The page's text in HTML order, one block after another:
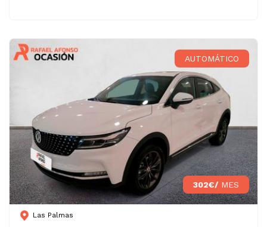
AUTOMÁTICO
302€/ MES
Las Palmas